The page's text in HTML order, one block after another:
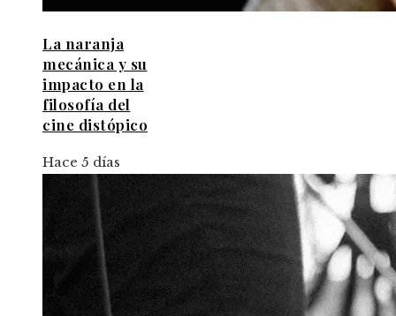
La naranja
mecánica y su
impacto en la
filosofía del
cine distópico
Hace 5 días